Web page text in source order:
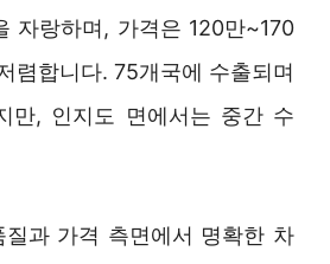
자랑하며, 가격은 120만~170
렴합니다. 75개국에 수출되며
만, 인지도 면에서는 중간 수
과 가격 측면에서 명확한 차